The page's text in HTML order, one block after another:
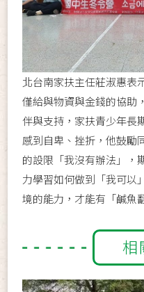
北台南家扶主任莊淑惠表
僅給與物資與金錢的協助
伴與支持，家扶青少年長
感到自卑、挫折，他鼓勵
的設限「我沒有辦法」，
力學習如何做到「我可以
境的能力，才能有「鹹魚
相